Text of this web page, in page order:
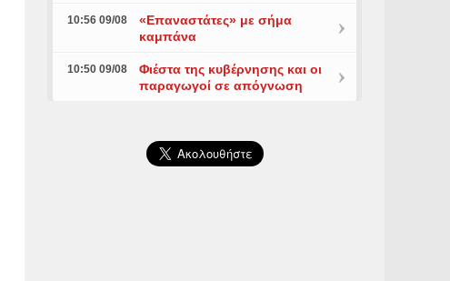
10:56 09/08
«Επαναστάτες» με σήμα
καμπάνα
10:50 09/08
Φιέστα της κυβέρνησης και οι
παραγωγοί σε απόγνωση